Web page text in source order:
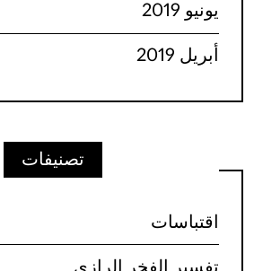
يونيو 2019
أبريل 2019
تصنيفات
اقتباسات
تفسير الفخر الرازي